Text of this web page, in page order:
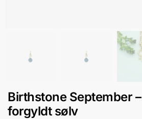
Birthstone September
forgyldt sølv